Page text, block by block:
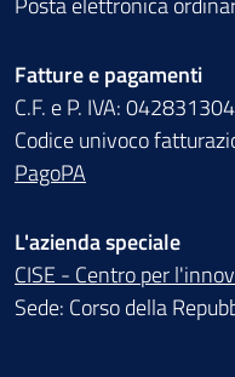
Fatture e pagamenti
C.F. e P. IVA:
Codice univoco
PagoPA
L'azienda speciale
CISE - Centro per
Sede: Corso della